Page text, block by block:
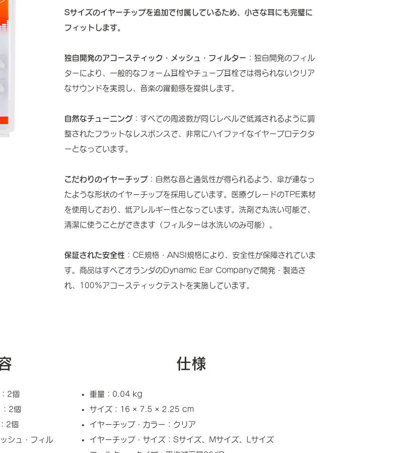
Sサイズのイヤーチップを追加で付属しているため、小さな耳にも完璧に
フィットします。
独自開発のアコースティック・メッシュ・フィルター ：独自開発のフィル
ターにより、一般的なフォーム耳栓やチューブ耳栓では得られないクリア
なサウンドを実現し、音楽の躍動感を提供します。
自然なチューニング ：すべての周波数が同じレベルで低減されるように調
整されたフラットなレスポンスで、非常にハイファイなイヤープロテクタ
ーとなっています。
こだわりのイヤーチップ ：自然な音と通気性が得られるよう、傘が連なっ
たような形状のイヤーチップを採用しています。医療グレードのTPE素材
を使用しており、低アレルギー性となっています。洗剤で丸洗い可能で、
清潔に使うことができます（フィルターは水洗いのみ可能）。
保証された安全性 ：CE規格・ANSI規格により、安全性が保障されていま
す。商品はすべてオランダのDynamic Ear Companyで開発・製造さ
れ、100%アコースティックテストを実施しています。
2個
2個
2個
シュ・フィル
仕様
重量：0.04 kg
サイズ：16 × 7.5 × 2.25 cm
イヤーチップ・カラー：クリア
イヤーチップ・サイズ：Sサイズ、Mサイズ、Lサイズ